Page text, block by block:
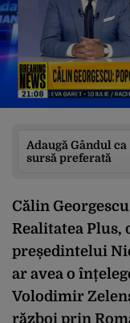
Adaugă Gândul ca
sursă preferată
Călin
Realitatea Plus,
președintelui
ar avea o
Volodimir
război prin